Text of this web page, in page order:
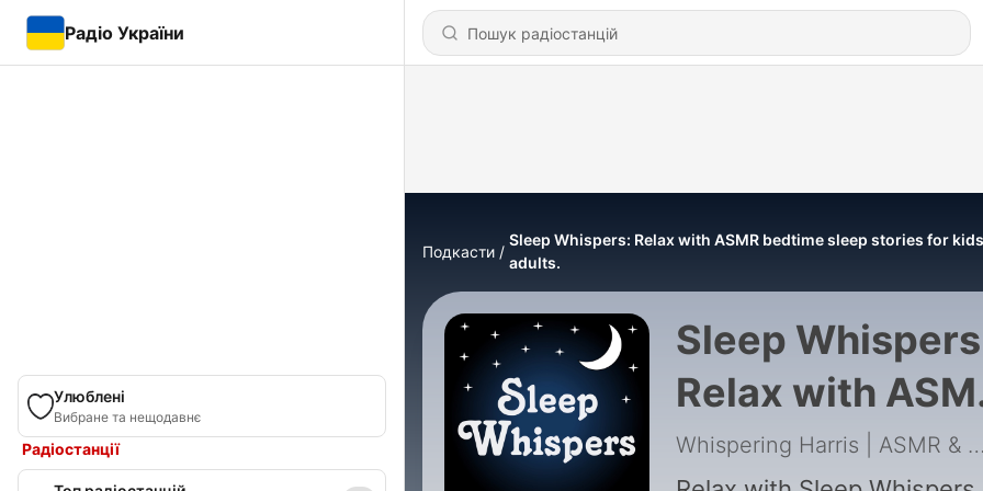
Радіо України
Улюблені
Вибране та нещодавнє
Радіостанції
Подкасти
Sleep Whispers: Relax with ASMR bedtime sleep stories for
adults.
Sleep
Relax with
bedtime sleep
Whispering Harris | ASMR